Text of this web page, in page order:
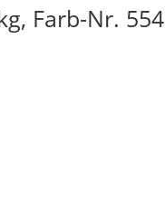
Farb-Nr. 554